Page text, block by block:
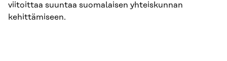
viitoittaa suuntaa suomalaisen yhteiskunnan
kehittämiseen.